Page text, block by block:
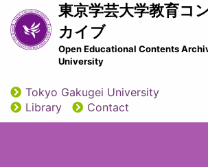
Skip
to
main
content
東京学芸大学教育コ
カイブ
Open Educational Contents
University
utility
Tokyo Gakugei University
Library
Contact